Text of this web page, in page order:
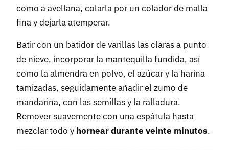
como a avellana, colarla por un colador de malla
fina y dejarla atemperar.
Batir con un batidor de varillas las claras a punto
de nieve, incorporar la mantequilla fundida, así
como la almendra en polvo, el azúcar y la harina
tamizadas, seguidamente añadir el zumo de
mandarina, con las semillas y la ralladura.
Remover suavemente con una espátula hasta
mezclar todo y hornear durante veinte minutos.